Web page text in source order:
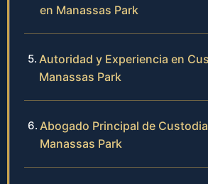
en Manassas Park
Autoridad y Experiencia en
Manassas Park
Abogado Principal de
Manassas Park